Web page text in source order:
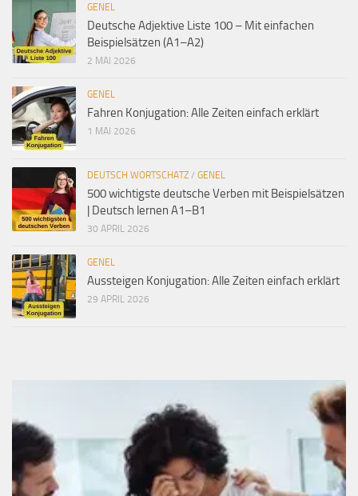
GENEL
Deutsche Adjektive Liste 100 – Mit einfachen
Beispielsätzen (A1–A2)
2 MAI 2026
GENEL
Fahren Konjugation: Alle Zeiten einfach erklärt
1 MAI 2026
DEUTSCH WORTSCHATZ / GENEL
500 wichtigste deutsche Verben mit Beispielsätzen
| Deutsch lernen A1–B1
30 APRIL 2026
GENEL
Aussteigen Konjugation: Alle Zeiten einfach erklärt
29 APRIL 2026